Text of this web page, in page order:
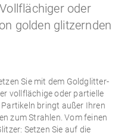
oder
golden glitzernden
Sie mit dem Goldglitter-
vollflächige oder partielle
bringt außer Ihren
zum Strahlen. Vom feinen
Setzen Sie auf die